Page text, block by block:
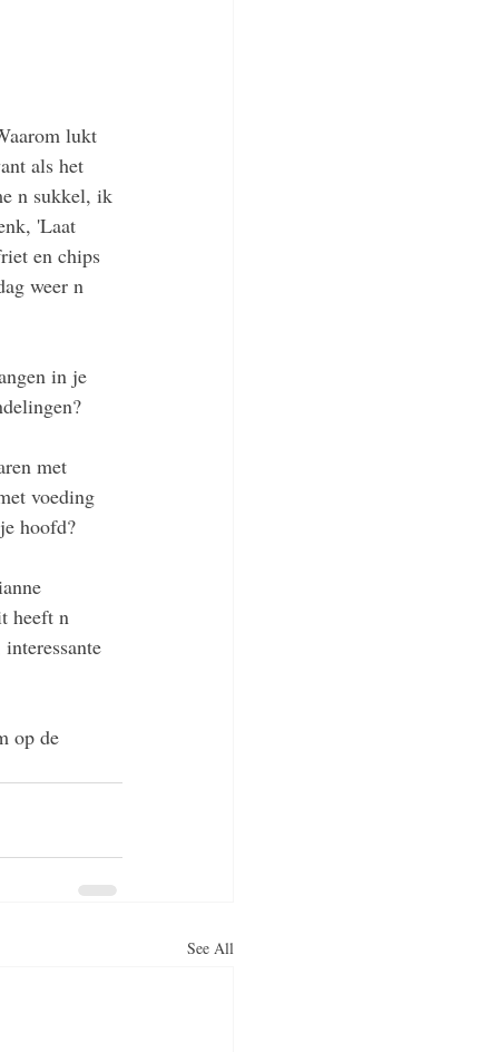
lukt
als het
n sukkel, ik
'Laat
en chips
weer n
in je
met
voeding
hoofd?
heeft n
op de
See All